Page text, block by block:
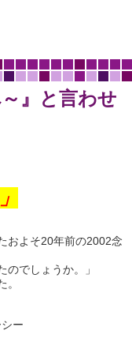
』と言わせ
およそ20年前の2002念
でしょうか。」
ー